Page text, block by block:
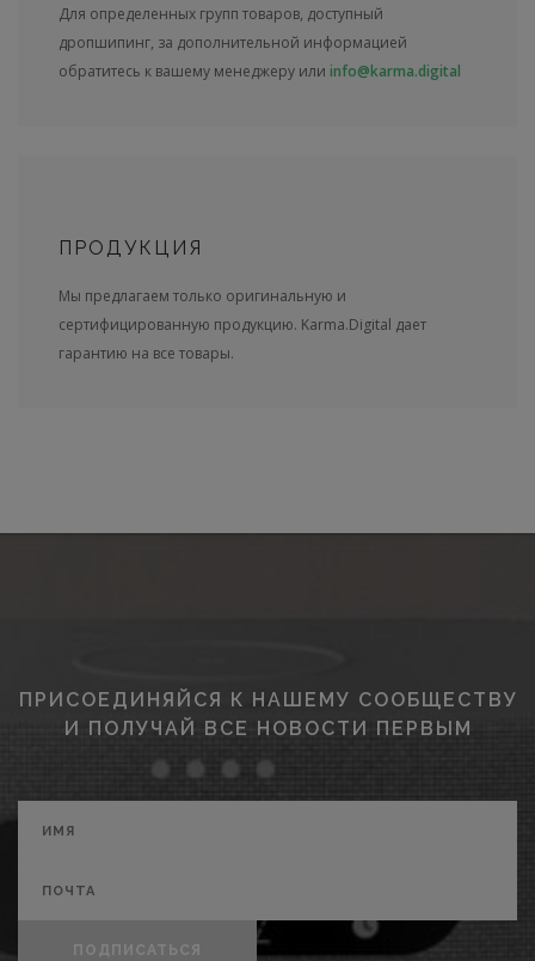
Для определенных групп товаров, доступный
дропшипинг, за дополнительной информацией
обратитесь к вашему менеджеру или info@karma.digital
ПРОДУКЦИЯ
Мы предлагаем только оригинальную и
сертифицированную продукцию. Karma.Digital дает
гарантию на все товары.
ПРИСОЕДИНЯЙСЯ К НАШЕМУ СООБЩЕСТВУ
И ПОЛУЧАЙ ВСЕ НОВОСТИ ПЕРВЫМ
ПОДПИСАТЬСЯ